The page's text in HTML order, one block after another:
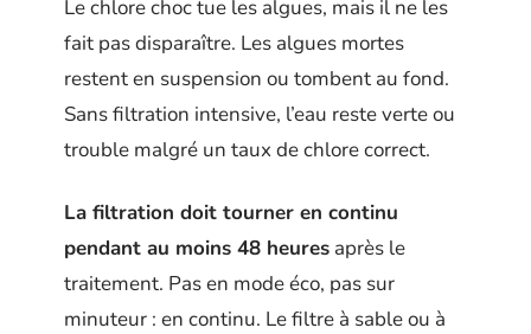
Le chlore choc tue les algues, mais il ne les
fait pas disparaître. Les algues mortes
restent en suspension ou tombent au fond.
Sans filtration intensive, l’eau reste verte ou
trouble malgré un taux de chlore correct.
La filtration doit tourner en continu
pendant au moins 48 heures après le
traitement. Pas en mode éco, pas sur
minuteur : en continu. Le filtre à sable ou à